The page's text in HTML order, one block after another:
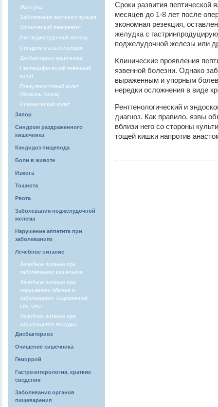
Желтуха
Заболевания желчного пузыря
Хронический панкреатит
Рак поджелудочной железы
Синдром мальабсорбции
Дисбактериоз кишечника
Неспецифический язвенный
колит
Гранулематозный колит
(болезнь Крона)
Ишемический колит
Запор
Синдром раздраженного
кишечника
Кандидоз пищевода
Боли в животе
Изжога
Тошнота
Рвота
Заболевания поджелудочной
железы
Нарушение аппетита при
заболеваниях
Лечебное питание
Лечебное питание при
заболеваниях кишечника
Лечебное питание при
нарушениях обмена и
заболеваниях эндокринной
системы
Лечебное питание при
заболеваниях желудка
Дисбактериоз
Очищение кишечника
Геморрой
Гастроэнтерология, краткие
сведения
Заболевания органов
пищеварения
Сроки развития пептической
месяцев до 1-8 лет после
экономная резекция,
желудка с
поджелудочной железы или
Клинические проявления
язвенной болезни. Однако
выраженным и упорным
нередки осложнения в виде
Рентгенологический и
диагноз. Как правило, язвы
вблизи него со стороны
тощей кишки напротив